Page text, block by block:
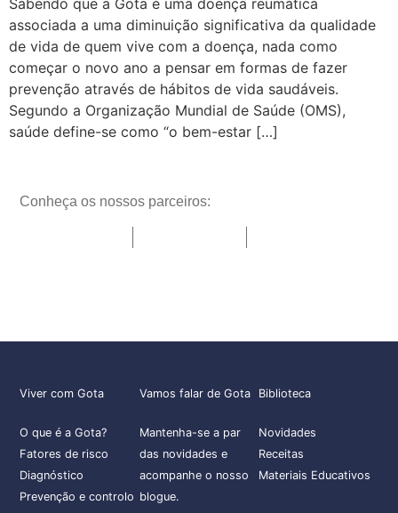
associada a uma diminuição significativa da qualidade
de vida de quem vive com a doença, nada como
começar o novo ano a pensar em formas de fazer
prevenção através de hábitos de vida saudáveis.
Segundo a Organização Mundial de Saúde (OMS),
saúde define-se como “o bem-estar […]
Conheça os nossos parceiros:
Viver com Gota
O que é a Gota?
Fatores de risco
Diagnóstico
Prevenção e controlo
Vamos falar de Gota
Mantenha-se a par
das novidades e
acompanhe o nosso
blogue.
Biblioteca
Novidades
Receitas
Materiais Educativos